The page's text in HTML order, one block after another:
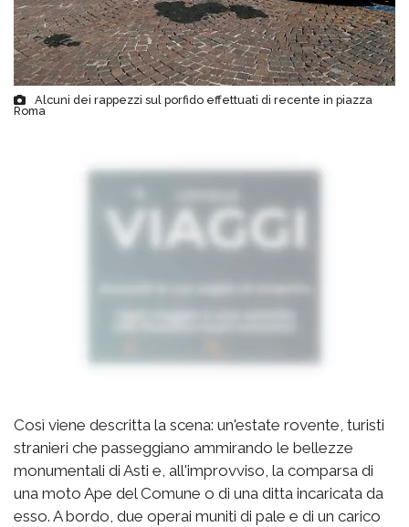
Alcuni dei rappezzi sul porfido effettuati di recente in piazza
Roma
Così viene descritta la scena: un'estate rovente, turisti
stranieri che passeggiano ammirando le bellezze
monumentali di Asti e, all'improvviso, la comparsa di
una moto Ape del Comune o di una ditta incaricata da
esso. A bordo, due operai muniti di pale e di un carico